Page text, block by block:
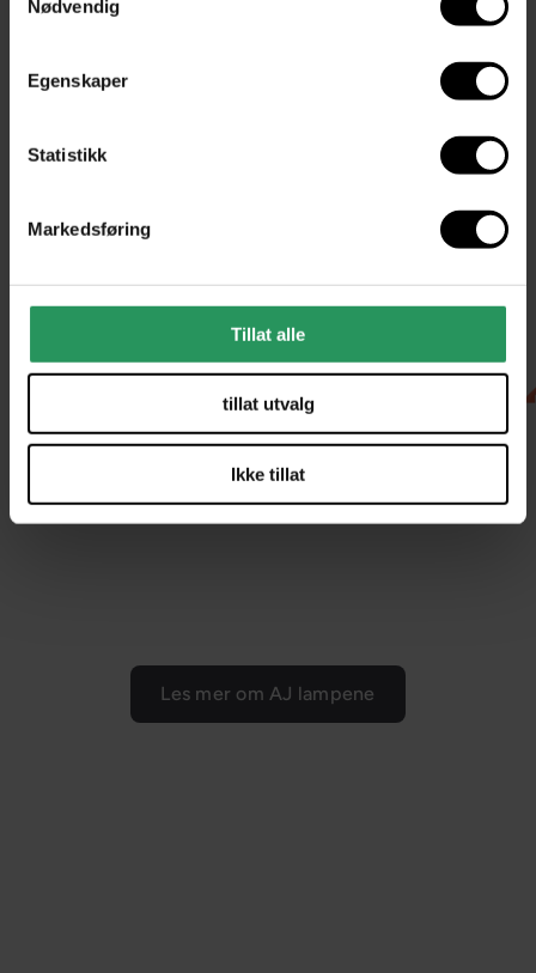
Nødvendig
Egenskaper
Statistikk
Markedsføring
Tillat alle
tillat utvalg
Ikke tillat
+7
AJ gulvlampeLouis Poulsen
Anbefalt pris 14
095,-
AJ VegglampeLouis
Anbefalt pris8 175,-
Les mer om AJ lampene